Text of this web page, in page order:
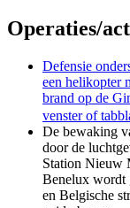
Operaties/
Defensie
een helikopter
brand op de
venster of
De bewaking
door de
Station Nieuw
Benelux wordt
en Belgische